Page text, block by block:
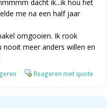
dacht ik...ik hou het
me na een half jaar
omgooien. Ik rook
nooit meer anders willen en
Reageren met quote